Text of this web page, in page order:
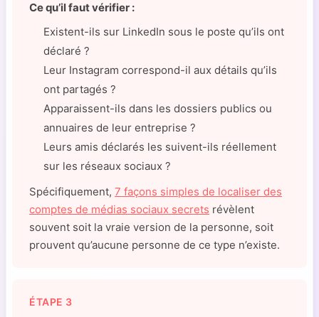
Ce qu’il faut vérifier :
Existent-ils sur LinkedIn sous le poste qu’ils ont
déclaré ?
Leur Instagram correspond-il aux détails qu’ils
ont partagés ?
Apparaissent-ils dans les dossiers publics ou
annuaires de leur entreprise ?
Leurs amis déclarés les suivent-ils réellement
sur les réseaux sociaux ?
Spécifiquement, 7 façons simples de localiser des
comptes de médias sociaux secrets révèlent
souvent soit la vraie version de la personne, soit
prouvent qu’aucune personne de ce type n’existe.
ÉTAPE 3